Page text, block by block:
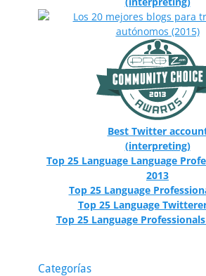
Best Twitter
(interpreting)
Top 25 Language Language
2013
Top 25 Language
Top 25 Language
Top 25 Language
Categorías